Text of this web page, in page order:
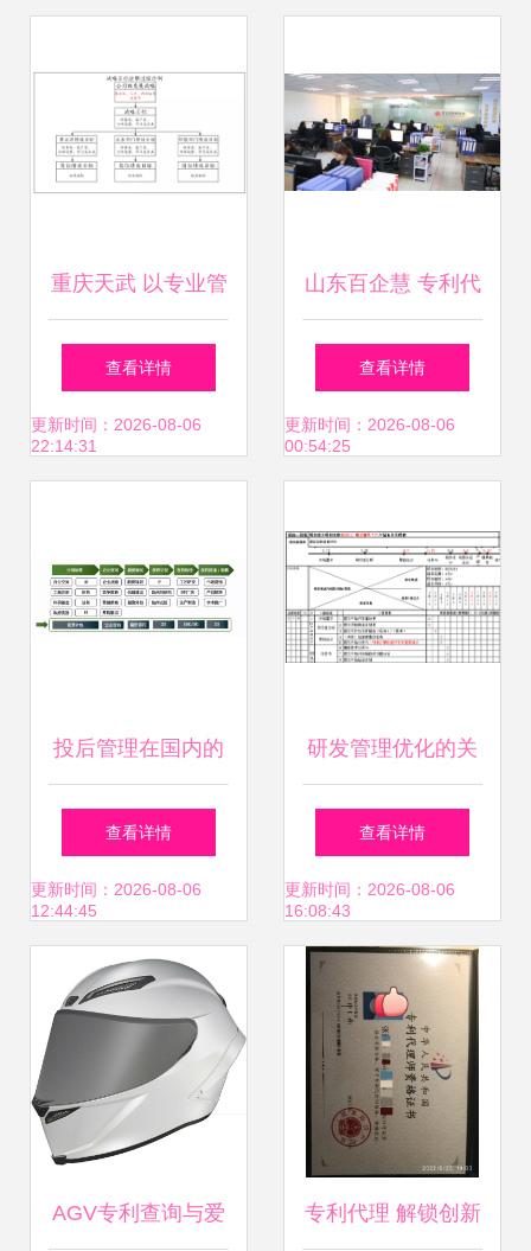
重庆天武 以专业管
理咨询，铸就西部
行业标杆
查看详情
更新时间：2026-08-06
22:14:31
山东百企慧 专利代
理服务的专业领航
者
查看详情
更新时间：2026-08-06
00:54:25
投后管理在国内的
现状 究竟有多少家
机构真正在做？
查看详情
更新时间：2026-08-06
12:44:45
研发管理优化的关
键路径 广州市泽亚
企业管理咨询的实
践视角
查看详情
更新时间：2026-08-06
16:08:43
AGV专利查询与爱 专利代理 解锁创新